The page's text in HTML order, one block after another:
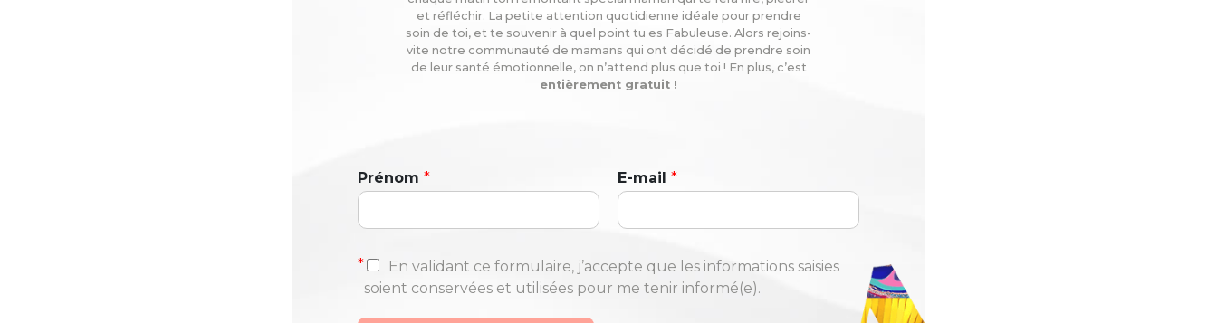
et réfléchir. La petite attention quotidienne idéale pour prendre
soin de toi, et te souvenir à quel point tu es Fabuleuse. Alors rejoins-
vite notre communauté de mamans qui ont décidé de prendre soin
de leur santé émotionnelle, on n’attend plus que toi ! En plus, c’est
entièrement gratuit !
Prénom* E-mail *
*
En validant ce formulaire, j’accepte que les informations saisies
soient conservées et utilisées pour me tenir informé(e).